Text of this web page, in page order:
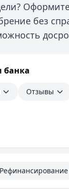
без
банка
Отзывы
Рефинансирование